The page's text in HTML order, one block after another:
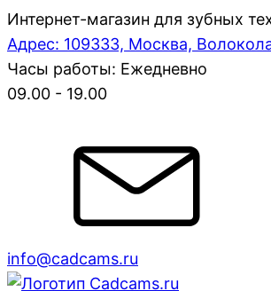
Интернет-магазин для зубных
Адрес: 109333, Москва,
Часы работы: Ежедневно
09.00 - 19.00
info@cadcams.ru